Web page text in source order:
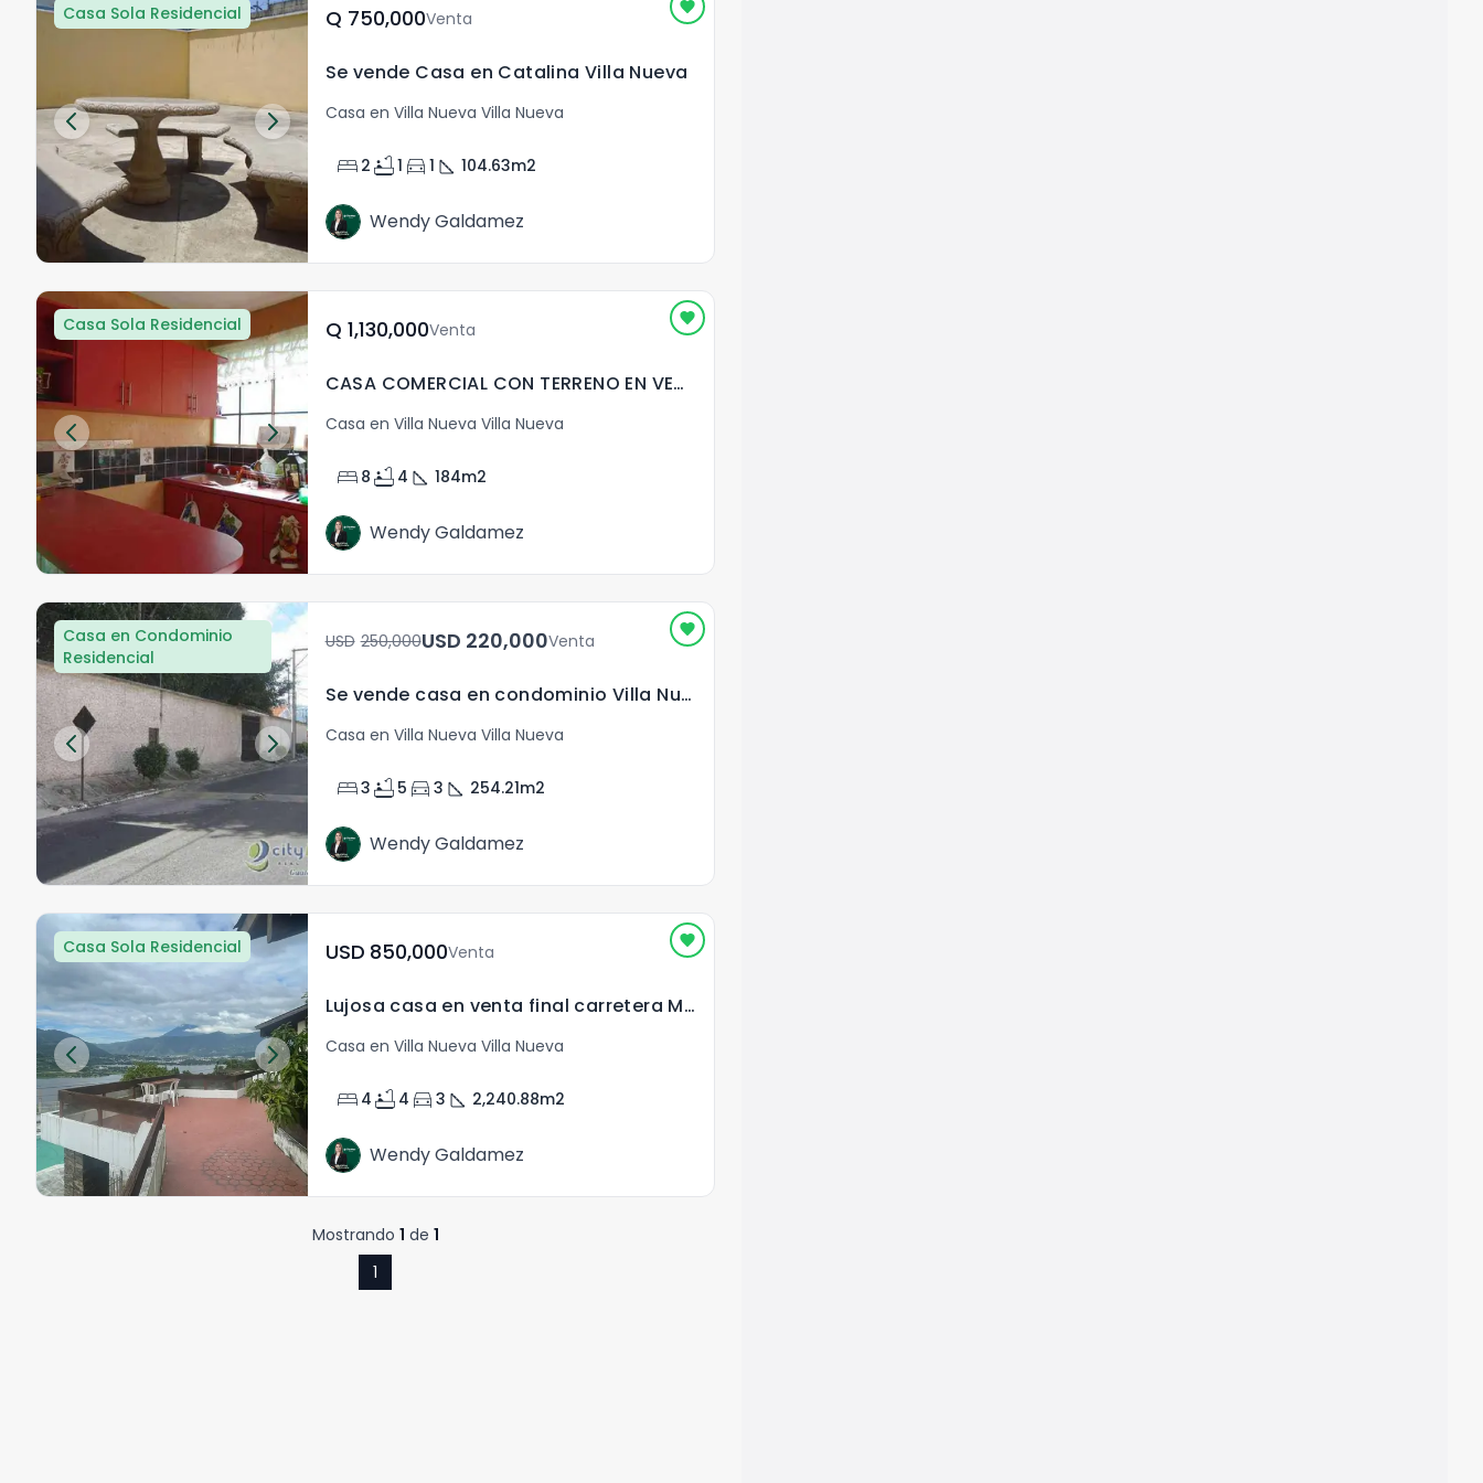
Casa Sola Residencial Q	750,000Venta
Se vende Casa en Catalina Villa Nueva
Casa en Villa Nueva Villa Nueva
bed 2 bathtub1 directions_car 1 square_foot 104.63m2
Wendy Galdamez
Casa Sola Residencial Q	1,130,000Venta
CASA COMERCIAL CON TERRENO EN VENTA EN SANTA MONICA VILLA NUEVA
Casa en Villa Nueva Villa Nueva
bed 8 bathtub 4 square_foot 184m2
Wendy Galdamez
Casa en Condominio
Residencial
USD	250,000 USD	220,000Venta
Se vende casa en condominio Villa Nueva
Casa en Villa Nueva Villa Nueva
bed3 bathtub 5 directions_car 3 square_foot 254.21m2
Wendy Galdamez
Casa Sola Residencial USD	850,000Venta
Lujosa casa en venta final carretera Mayan Golf
Casa en Villa Nueva Villa Nueva
bed 4 bathtub 4 directions_car 3 square_foot 2,240.88m2
Wendy Galdamez
Mostrando 1 de 1
1